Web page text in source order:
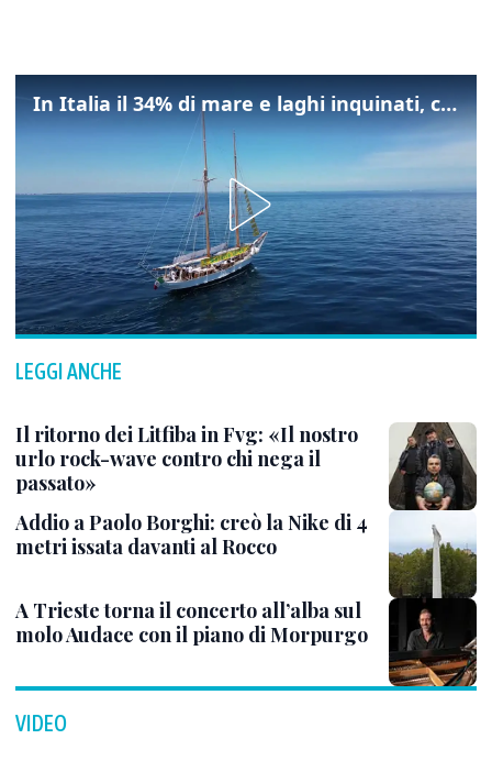
In Italia il 34% di mare e laghi inquinati, colpa della maladepurazione
LEGGI ANCHE
Il ritorno dei Litfiba in Fvg: «Il nostro
urlo rock-wave contro chi nega il
passato»
Addio a Paolo Borghi: creò la Nike di 4
metri issata davanti al Rocco
A Trieste torna il concerto all’alba sul
molo Audace con il piano di Morpurgo
VIDEO